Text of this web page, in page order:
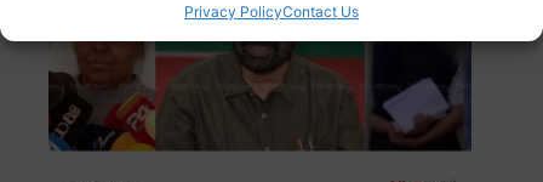
Privacy PolicyContact Us